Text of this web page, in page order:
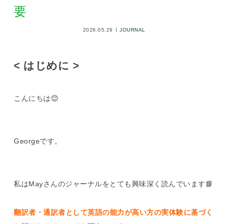
要
2026.05.29 JOURNAL
< はじめに >
こんにちは😊
Georgeです。
私はMayさんのジャーナルをとても興味深く読んでいます📘
翻訳者・通訳者として英語の能力が高い方の実体験に基づく